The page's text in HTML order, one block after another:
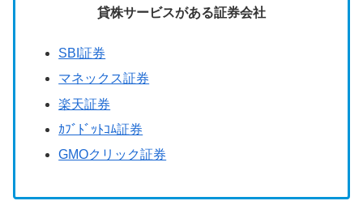
貸株サービスがある証券会社
SBI証券
マネックス証券
楽天証券
ｶﾌﾞﾄﾞｯﾄｺﾑ証券
GMOクリック証券